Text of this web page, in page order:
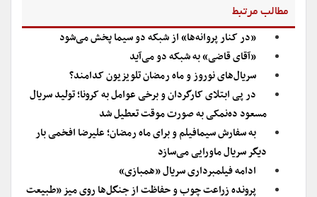
مطالب مرتبط
«در کنار پروانه‌ها» از شبکه دو سیما پخش می‌شود
«آقای قاضی» به شبکه دو می‌آید
سریال‌های نوروز و ماه رمضان تلویزیون کدامند؟
در پی ابتلای کارگردان و برخی عوامل به کرونا؛ تولید سریال
مسعود ده‌نمکی به صورت موقت تعطیل شد
به سفارش سیمافیلم و برای ماه رمضان؛ علیرضا افخمی بار
دیگر سریال ماورایی می‌سازد
ادامه فیلمبرداری سریال «همبازی»
پرونده زراعت چوب و حفاظت از جنگل‌ها روی میز «طبیعت